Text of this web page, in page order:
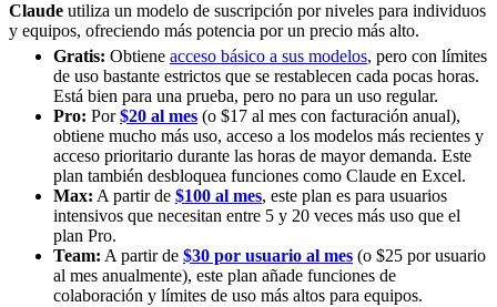
Claude utiliza un modelo de suscripción por niveles para individuos
y equipos, ofreciendo más potencia por un precio más alto.
Gratis: Obtiene acceso básico a sus modelos, pero con límites
de uso bastante estrictos que se restablecen cada pocas horas.
Está bien para una prueba, pero no para un uso regular.
Pro: Por$20 al mes (o $17 al mes con facturación anual),
obtiene mucho más uso, acceso a los modelos más recientes y
acceso prioritario durante las horas de mayor demanda. Este
plan también desbloquea funciones como Claude en Excel.
Max: A partir de $100 al mes, este plan es para usuarios
intensivos que necesitan entre 5 y 20 veces más uso que el
plan Pro.
Team: A partir de $30 por usuario al mes (o $25 por usuario
al mes anualmente), este plan añade funciones de
colaboración y límites de uso más altos para equipos.